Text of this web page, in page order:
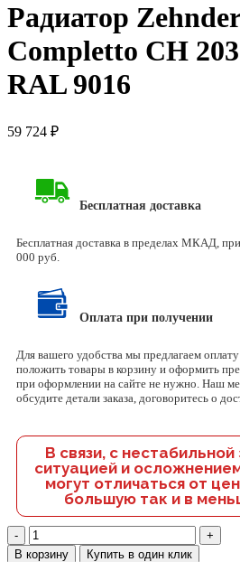
Радиатор
Completto CH
RAL 9016
59 724 ₽
Бесплатная доставка
Бесплатная доставка в пределах МКАД,
000 руб.
Оплата при получении
Для вашего удобства мы предлагаем
положить товары в корзину и оформить
при оформлении на сайте не нужно. Наш
обсудите детали заказа, договоритесь о
В связи, с
ситуацией и
могут отличаться от
большую так и в
В корзину Купить в один клик